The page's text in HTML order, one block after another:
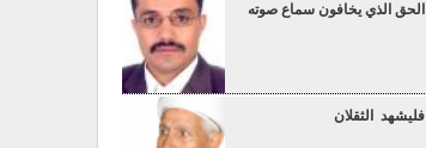
الحق الذي يخافون سماع صوته
فليشهد الثقلان